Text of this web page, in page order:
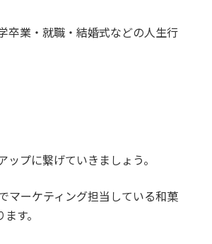
卒業・就職・結婚式などの人生行
プに繋げていきましょう。
マーケティング担当している和菓
す。